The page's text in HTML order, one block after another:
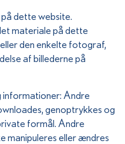
dette website.
materiale på dette
den enkelte fotograf,
af billederne på
informationer: Andre
genoptrykkes og
formål. Andre
manipuleres eller ændres